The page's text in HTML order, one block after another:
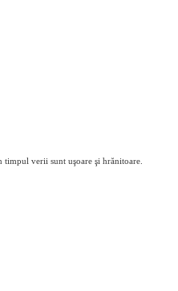
timpul verii sunt uşoare şi hrănitoare.